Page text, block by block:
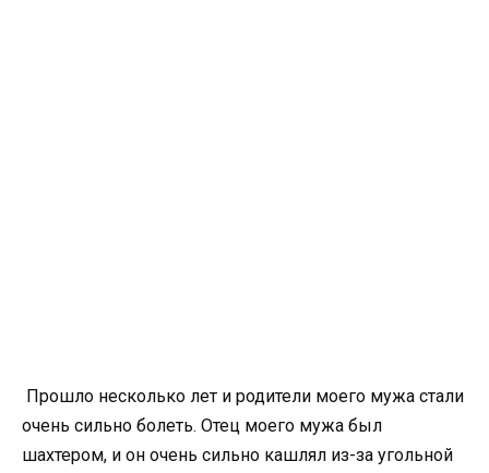
Прошло несколько лет и родители моего мужа стали
очень сильно болеть. Отец моего мужа был
шахтером, и он очень сильно кашлял из-за угольной